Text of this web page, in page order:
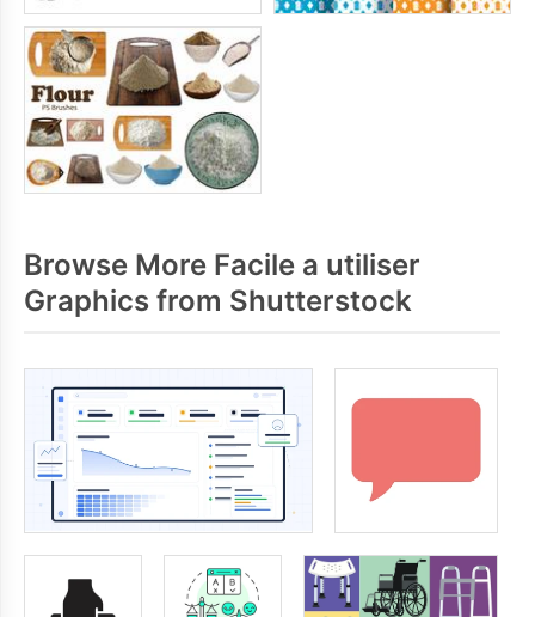
Browse More Facile a utiliser
Graphics from Shutterstock